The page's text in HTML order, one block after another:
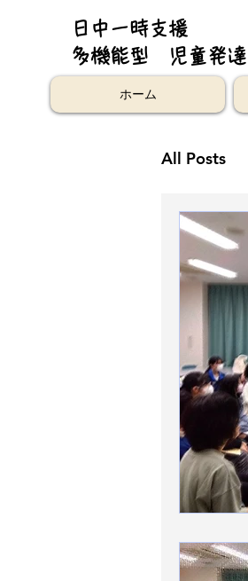
日中一時支援
多機能型 児童発
ホーム
All Posts